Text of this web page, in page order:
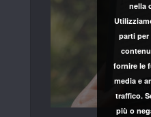
nella
parti per
fornire le
media e
traffico.
più o